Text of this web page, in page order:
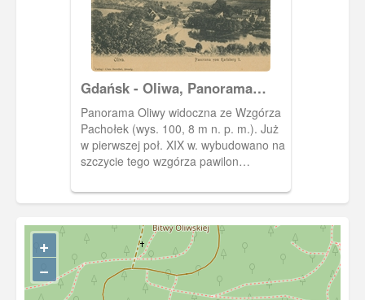
Gdańsk - Oliwa, Panorama
widziana ze Wzgórza Pachołek
(Karlsberg)
Panorama Oliwy widoczna ze Wzgórza
Pachołek (wys. 100, 8 m n. p. m.). Już
w pierwszej poł. XIX w. wybudowano na
szczycie tego wzgórza pawilon
I ufundował tamże neogotycką
ona wysadzona przez niemieckie
wojsko 23 III 1945 r. W 1975 r.
ustawiono tamże wieżę o konstrukcji
żeliwnej, modernizowaną w 2009 r.
+
−